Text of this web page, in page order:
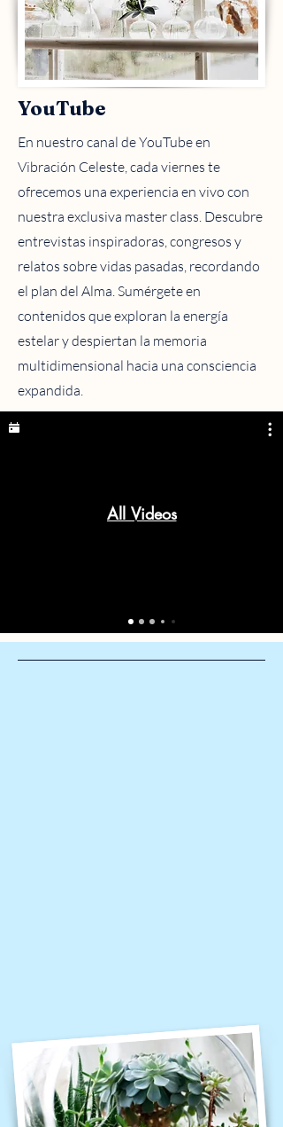
YouTube
En nuestro canal de YouTube en
Vibración Celeste, cada viernes te
ofrecemos una experiencia en vivo con
nuestra exclusiva master class. Descubre
entrevistas inspiradoras, congresos y
relatos sobre vidas pasadas, recordando
el plan del Alma. Sumérgete en
contenidos que exploran la energía
estelar y despiertan la memoria
multidimensional hacia una consciencia
expandida.
All Videos